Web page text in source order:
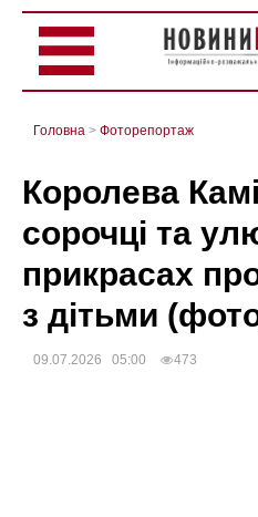
Головна > Фоторепортаж
Королева
сорочці та
прикрасах
з дітьми
09.07.2026 05:00 473